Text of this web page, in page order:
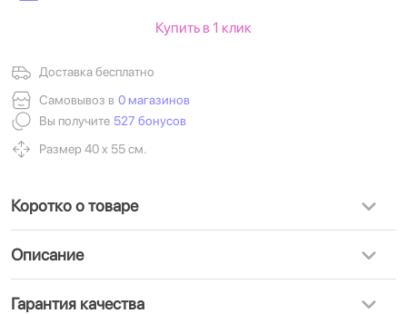
Доставка бесплатно
Самовывоз в 0 магазинов
Вы получите 527 бонусов
Размер 40 х 55 см.
Купить в 1 клик
Коротко о товаре
Описание
Гарантия качества